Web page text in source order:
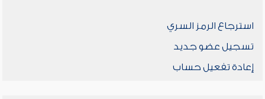
استرجاع الرمز السري
تسجيل عضو جديد
إعادة تفعيل حساب